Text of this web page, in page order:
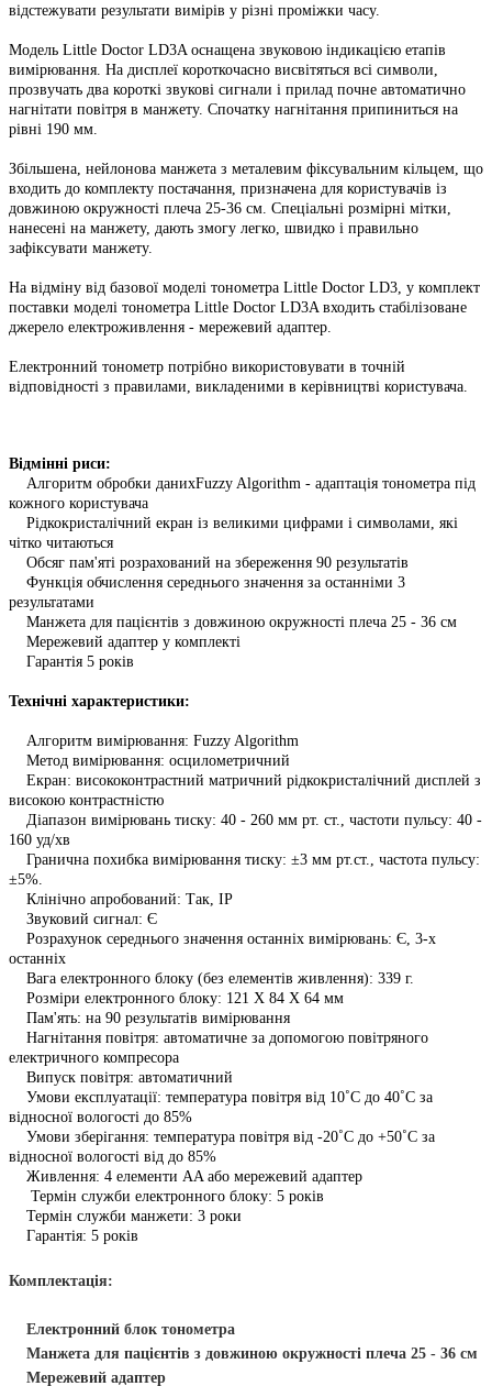
відстежувати результати вимірів у різні проміжки часу.
Модель Little Doctor LD3A оснащена звуковою індикацією етапів
вимірювання. На дисплеї короткочасно висвітяться всі символи,
прозвучать два короткі звукові сигнали і прилад почне автоматично
нагнітати повітря в манжету. Спочатку нагнітання припиниться на
рівні 190 мм.
Збільшена, нейлонова манжета з металевим фіксувальним кільцем, що
входить до комплекту постачання, призначена для користувачів із
довжиною окружності плеча 25-36 см. Спеціальні розмірні мітки,
нанесені на манжету, дають змогу легко, швидко і правильно
зафіксувати манжету.
На відміну від базової моделі тонометра Little Doctor LD3, у комплект
поставки моделі тонометра Little Doctor LD3A входить стабілізоване
джерело електроживлення - мережевий адаптер.
Електронний тонометр потрібно використовувати в точній
відповідності з правилами, викладеними в керівництві користувача.
Відмінні риси:
Алгоритм обробки данихFuzzy Algorithm - адаптація тонометра під
кожного користувача
Рідкокристалічний екран із великими цифрами і символами, які
чітко читаються
Обсяг пам'яті розрахований на збереження 90 результатів
Функція обчислення середнього значення за останніми 3
результатами
Манжета для пацієнтів з довжиною окружності плеча 25 - 36 см
Мережевий адаптер у комплекті
Гарантія 5 років
Технічні характеристики:
Алгоритм вимірювання: Fuzzy Algorithm
Метод вимірювання: осцилометричний
Екран: висококонтрастний матричний рідкокристалічний дисплей з
високою контрастністю
Діапазон вимірювань тиску: 40 - 260 мм рт. ст., частоти пульсу: 40 -
160 уд/хв
Гранична похибка вимірювання тиску: ±3 мм рт.ст., частота пульсу:
±5%.
Клінічно апробований: Так, IP
Звуковий сигнал: Є
Розрахунок середнього значення останніх вимірювань: Є, 3-х
останніх
Вага електронного блоку (без елементів живлення): 339 г.
Розміри електронного блоку: 121 X 84 X 64 мм
Пам'ять: на 90 результатів вимірювання
Нагнітання повітря: автоматичне за допомогою повітряного
електричного компресора
Випуск повітря: автоматичний
Умови експлуатації: температура повітря від 10˚C до 40˚C за
відносної вологості до 85%
Умови зберігання: температура повітря від -20˚C до +50˚C за
відносної вологості від до 85%
Живлення: 4 елементи AA або мережевий адаптер
Термін служби електронного блоку: 5 років
Термін служби манжети: 3 роки
Гарантія: 5 років
Комплектація:
Електронний блок тонометра
Манжета для пацієнтів з довжиною окружності плеча 25 - 36 см
Мережевий адаптер